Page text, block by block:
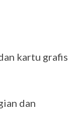
kartu grafis
dan